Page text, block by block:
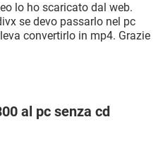
lo ho scaricato dal web.
se devo passarlo nel pc
convertirlo in mp4. Grazie
al pc senza cd